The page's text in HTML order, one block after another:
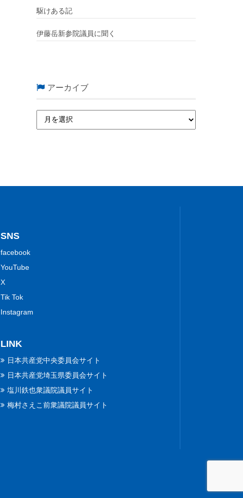
駆けある記
伊藤岳新参院議員に聞く
アーカイブ
SNS
facebook
YouTube
X
Tik Tok
Instagram
LINK
日本共産党中央委員会サイト
日本共産党埼玉県委員会サイト
塩川鉄也衆議院議員サイト
梅村さえこ前衆議院議員サイト